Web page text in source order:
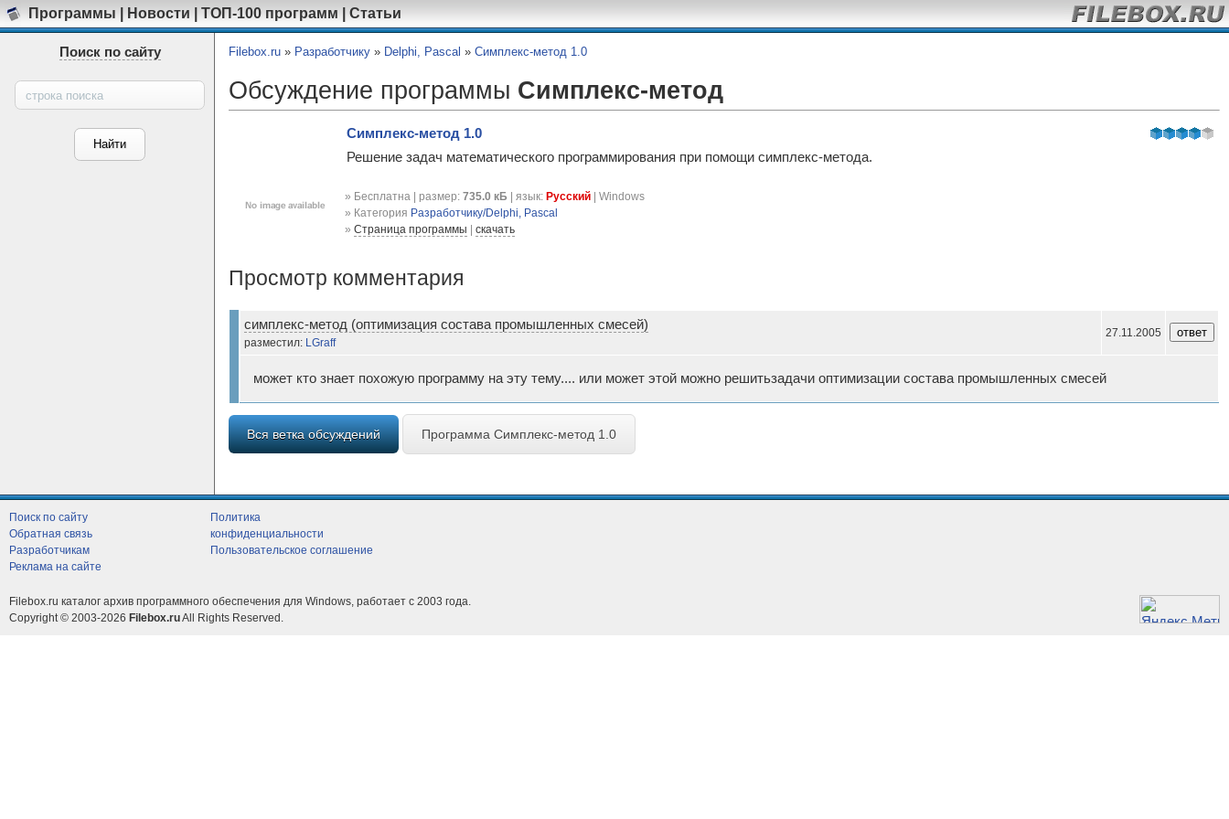
Программы Новости ТОП-100 программ Статьи
Поиск по сайту Filebox.ru » Разработчику » Delphi, Pascal » Симплекс-метод 1.0
Обсуждение программы Симплекс-метод
Симплекс-метод 1.0
Решение задач математического программирования при помощи симплекс-метода.
» Бесплатна | размер: 735.0 кБ | язык: Русский | Windows
» Категория Разработчику/Delphi, Pascal
» Страница программы скачать
Просмотр комментария
симплекс-метод (оптимизация состава промышленных смесей)
разместил: LGraff
27.11.2005
может кто знает похожую программу на эту тему.... или может этой можно решитьзадачи оптимизации состава промышленных смесей
Вся ветка обсуждений Программа Симплекс-метод 1.0
Поиск по сайту
Обратная связь
Разработчикам
Реклама на сайте
Политика
конфиденциальности
Пользовательское соглашение
Filebox.ru каталог архив программного обеспечения для Windows, работает с 2003 года.
Copyright © 2003-2026 Filebox.ruAll Rights Reserved.